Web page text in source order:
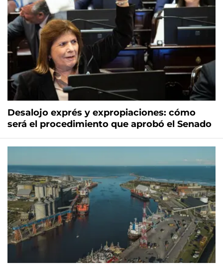
Desalojo exprés y expropiaciones: cómo
será el procedimiento que aprobó el Senado